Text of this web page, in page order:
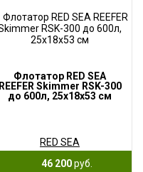
Флотатор RED SEA
REEFER Skimmer RSK-300
до 600л, 25х18х53 см
RED SEA
46 200руб.